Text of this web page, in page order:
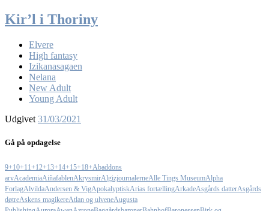
Kir’l i Thoriny
Elvere
High fantasy
Izikanasagaen
Nelana
New Adult
Young Adult
Udgivet 31/03/2021
Gå på opdagelse
9+10+11+12+13+14+15+18+Abaddons
arvAcademiaAiñafablenAkrysmirAlgizjournalerneAlle Tings MuseumAlpha
ForlagAlvildaAndersen & VigApokalyptiskArias fortællingArkadeAsgårds datterAsgårds
døtreAskens magikereAtlan og ulveneAugusta